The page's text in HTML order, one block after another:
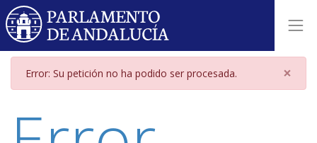
Página de error
Error: Su petición no ha podido ser procesada. ×